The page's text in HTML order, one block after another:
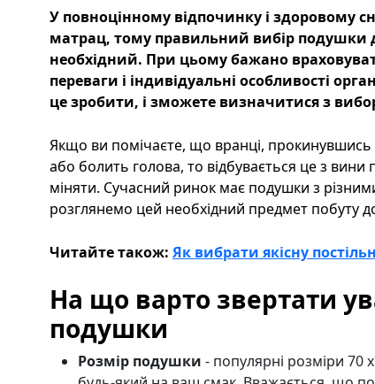
У повноцінному відпочинку і здоровому
матрац, тому правильний вибір подушки
необхідний. При цьому бажано
переваги і індивідуальні особливості
це зробити, і зможете визначитися з
Якщо ви помічаєте, що вранці, прокинувшись
або болить голова, то відбувається це з вини
міняти. Сучасний ринок має подушки з
розглянемо цей необхідний предмет побуту
Читайте також: Як вибрати якісну
На що варто звертати
подушки
Розмір подушки - популярні розміри 70